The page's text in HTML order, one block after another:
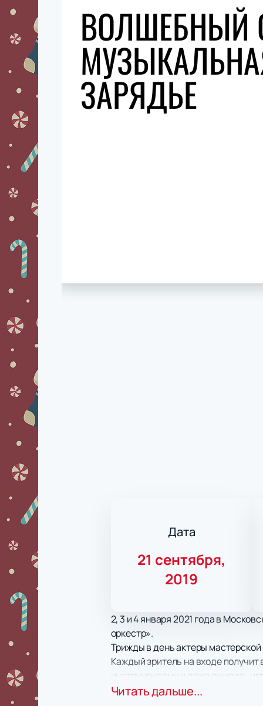
ВОЛШЕБНЫЙ
ЗАРЯДЬЕ
Дата
21 сентября,
2019
2, 3 и 4 января 2021 года в
оркестр».
Трижды в день актеры
Каждый зритель на входе
инструментами и даже оживить
произведения в исполнении
Читать дальше...